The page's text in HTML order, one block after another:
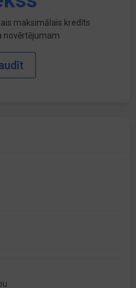
maksimālais kredīts
novērtējumam